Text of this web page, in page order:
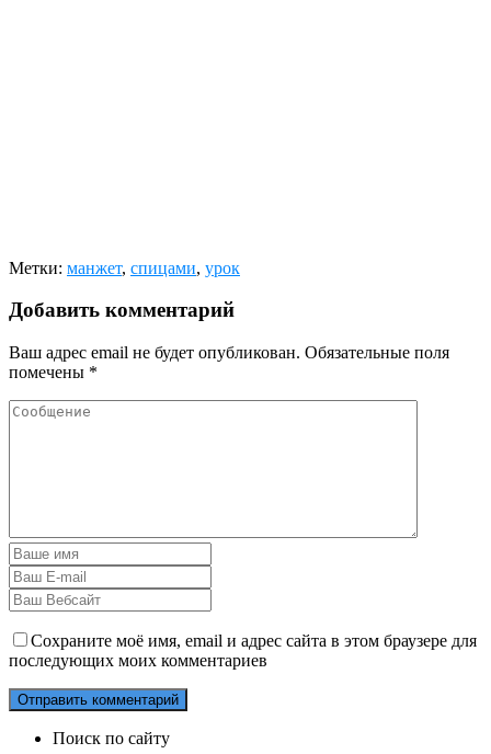
Метки: манжет, спицами, урок
Добавить комментарий
Ваш адрес email не будет опубликован. Обязательные поля
помечены *
Сохраните моё имя, email и адрес сайта в этом браузере для
последующих моих комментариев
Поиск по сайту